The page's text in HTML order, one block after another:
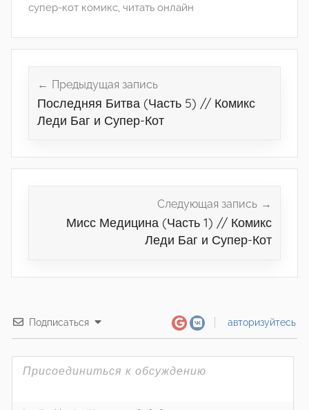
супер-кот комикс читать онлайн
записям
Предыдущая запись
Последняя Битва (Часть 5) // Комикс
Леди Баг и Супер-Кот
Следующая запись
Мисс Медицина (Часть 1) // Комикс
Леди Баг и Супер-Кот
Подписаться авторизуйтесь